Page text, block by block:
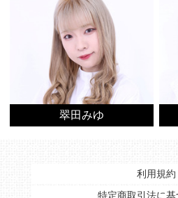
翠田みゆ
利用規約
特定商取引法に